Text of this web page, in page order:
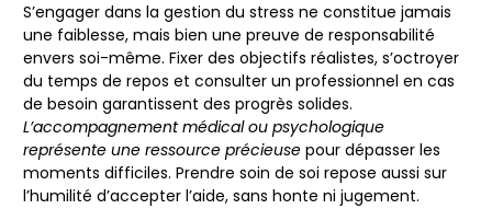
S’engager dans la gestion du stress ne constitue jamais
une faiblesse, mais bien une preuve de responsabilité
envers soi-même. Fixer des objectifs réalistes, s’octroyer
du temps de repos et consulter un professionnel en cas
de besoin garantissent des progrès solides.
L’accompagnement médical ou psychologique
représente une ressource précieuse pour dépasser les
moments difficiles. Prendre soin de soi repose aussi sur
l’humilité d’accepter l’aide, sans honte ni jugement.